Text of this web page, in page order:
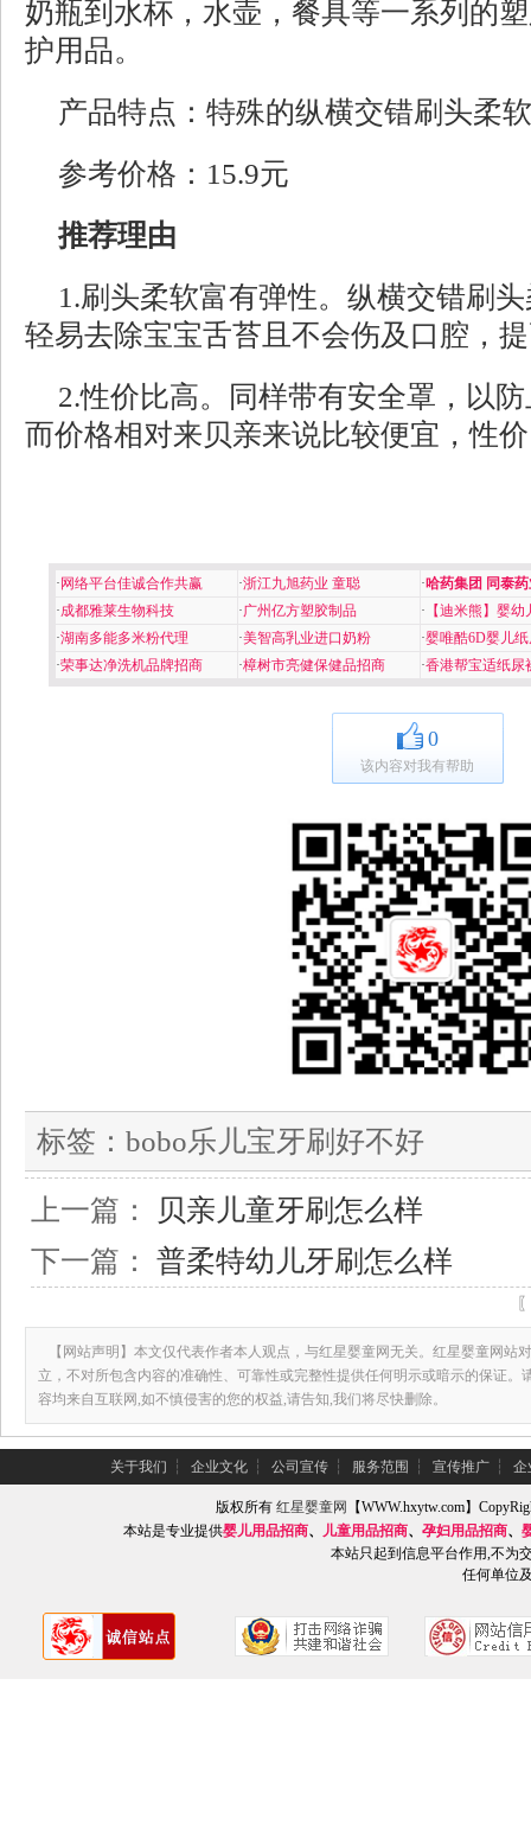
奶瓶到水杯，水壶，餐具等一系列的
护用品。
产品特点：特殊的纵横交错刷头柔
参考价格：15.9元
推荐理由
1.刷头柔软富有弹性。纵横交错刷
轻易去除宝宝舌苔且不会伤及口腔，
2.性价比高。同样带有安全罩，以
而价格相对来贝亲来说比较便宜，性
· 网络平台佳诚合作共赢 ·浙江九旭药业 童聪 ·哈药集团 同泰
·成都雅莱生物科技 ·广州亿方塑胶制品 · 【迪米熊】婴幼
·湖南多能多米粉代理 ·美智高乳业进口奶粉 ·婴唯酷6D婴儿
·荣事达净洗机品牌招商 ·樟树市亮健保健品招商 ·香港帮宝适纸尿
0
该内容对我有帮助
标签： bobo乐儿宝牙刷好不好
上一篇：
贝亲儿童牙刷怎么样
下一篇： 普柔特幼儿牙刷怎么样
【网站声明】本文仅代表作者本人观点，与红星婴童网无关。红星婴童网站
立，不对所包含内容的准确性、可靠性或完整性提供任何明示或暗示的保证。
容均来自互联网,如不慎侵害的您的权益,请告知,我们将尽快删除。
关于我们 ┆ 企业文化 ┆ 公司宣传 ┆ 服务范围 ┆ 宣传推广 ┆ 企
版权所有红星婴童网
【WWW.hxytw.com】
本站是专业提供婴儿用品招商、 儿童用品招商、 孕妇用品招商、
本站只起到信息平台作用,不为
任何单位